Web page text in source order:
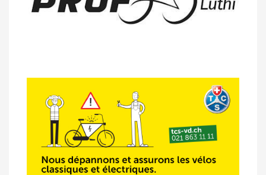
Photos -
Les photos du 5e GP
Semsales (TdC #2)